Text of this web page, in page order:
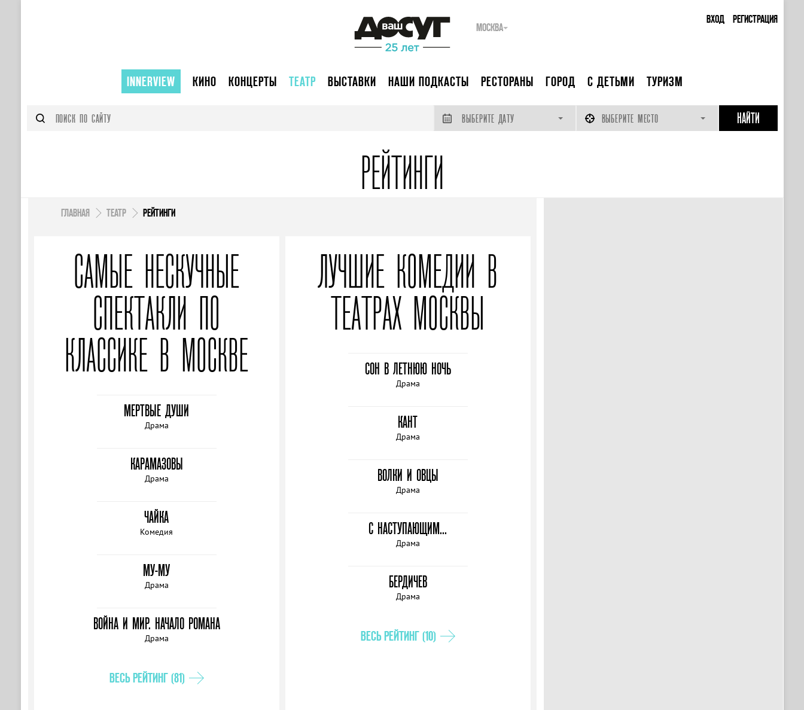
ВХОД РЕГИСТРАЦИЯ
МОСКВА
INNERVIEW КИНО КОНЦЕРТЫ ТЕАТР ВЫСТАВКИ НАШИ ПОДКАСТЫ РЕСТОРАНЫ ГОРОД С ДЕТЬМИ ТУРИЗМ
ВЫБЕРИТЕ ДАТУ ВЫБЕРИТЕ МЕСТО
РЕЙТИНГИ
ГЛАВНАЯ ТЕАТР РЕЙТИНГИ
САМЫЕ НЕСКУЧНЫЕ
СПЕКТАКЛИ ПО
КЛАССИКЕ В МОСКВЕ
МЕРТВЫЕ ДУШИ
Драма
КАРАМАЗОВЫ
Драма
ЧАЙКА
Комедия
МУ-МУ
Драма
ВОЙНА И МИР. НАЧАЛО РОМАНА
Драма
ВЕСЬ РЕЙТИНГ (81)
ЛУЧШИЕ КОМЕДИИ В
ТЕАТРАХ МОСКВЫ
СОН В ЛЕТНЮЮ НОЧЬ
Драма
КАНТ
Драма
ВОЛКИ И ОВЦЫ
Драма
С НАСТУПАЮЩИМ...
Драма
БЕРДИЧЕВ
Драма
ВЕСЬ РЕЙТИНГ (10)